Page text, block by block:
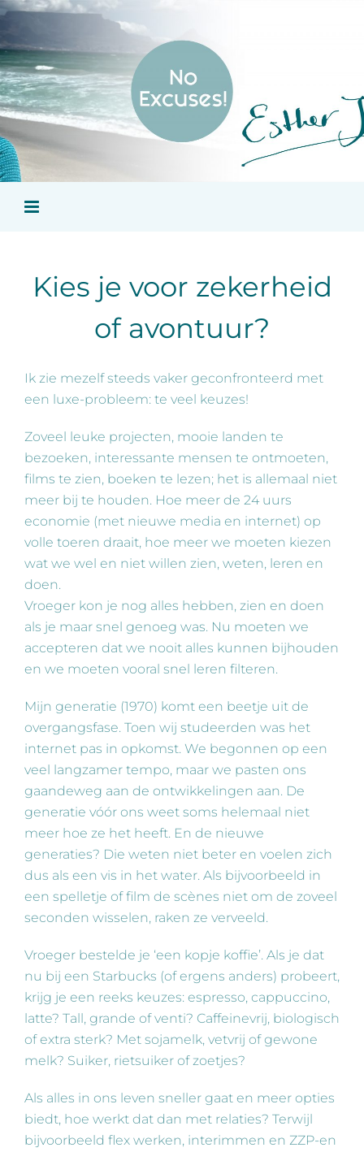
Ga
inhoud
Kies je voor zekerheid
of avontuur?
Ik zie mezelf steeds vaker geconfronteerd met
een luxe-probleem: te veel keuzes!
Zoveel leuke projecten, mooie landen te
bezoeken, interessante mensen te ontmoeten,
films te zien, boeken te lezen; het is allemaal niet
meer bij te houden. Hoe meer de 24 uurs
economie (met nieuwe media en internet) op
volle toeren draait, hoe meer we moeten kiezen
wat we wel en niet willen zien, weten, leren en
doen.
Vroeger kon je nog alles hebben, zien en doen
als je maar snel genoeg was. Nu moeten we
accepteren dat we nooit alles kunnen bijhouden
en we moeten vooral snel leren filteren.
Mijn generatie (1970) komt een beetje uit de
overgangsfase. Toen wij studeerden was het
internet pas in opkomst. We begonnen op een
veel langzamer tempo, maar we pasten ons
gaandeweg aan de ontwikkelingen aan. De
generatie vóór ons weet soms helemaal niet
meer hoe ze het heeft. En de nieuwe
generaties? Die weten niet beter en voelen zich
dus als een vis in het water. Als bijvoorbeeld in
een spelletje of film de scènes niet om de zoveel
seconden wisselen, raken ze verveeld.
Vroeger bestelde je ‘een kopje koffie’. Als je dat
nu bij een Starbucks (of ergens anders) probeert,
krijg je een reeks keuzes: espresso, cappuccino,
latte? Tall, grande of venti? Caffeinevrij, biologisch
of extra sterk? Met sojamelk, vetvrij of gewone
melk? Suiker, rietsuiker of zoetjes?
Als alles in ons leven sneller gaat en meer opties
biedt, hoe werkt dat dan met relaties? Terwijl
bijvoorbeeld flex werken, interimmen en ZZP-en